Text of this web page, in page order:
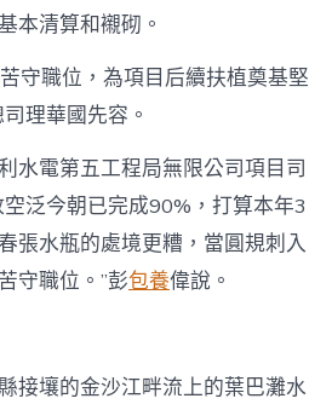
本清算和襯砌。
守職位，為項目后續扶植奠基堅
理華國先容。
水電第五工程局無限公司項目司
泛今朝已完成90%，打算本年3
張水瓶的處境更糟，當圓規刺入
守職位。”彭包養偉說。
接壤的金沙江畔流上的葉巴灘水